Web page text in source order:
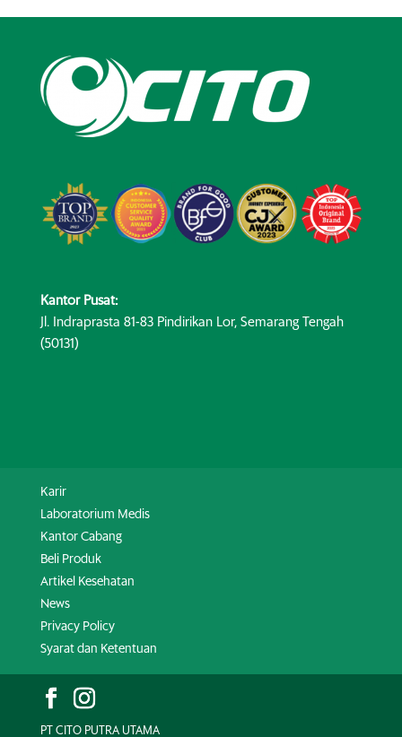
Kantor Pusat:
Jl. Indraprasta 81-83 Pindirikan Lor, Semarang Tengah
(50131)
Karir
Laboratorium Medis
Kantor Cabang
Beli Produk
Artikel Kesehatan
News
Privacy Policy
Syarat dan Ketentuan
PT CITO PUTRA UTAMA